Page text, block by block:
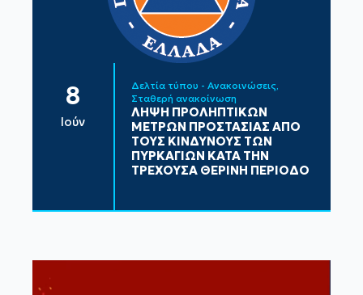
8
Ιούν
Δελτία τύπου - Ανακοινώσεις
Σταθερή ανακοίνωση
ΛΗΨΗ ΠΡΟΛΗΠΤΙΚΩΝ
ΜΕΤΡΩΝ ΠΡΟΣΤΑΣΙΑΣ ΑΠΟ
ΤΟΥΣ ΚΙΝΔΥΝΟΥΣ ΤΩΝ
ΠΥΡΚΑΓΙΩΝ ΚΑΤΑ ΤΗΝ
ΤΡΕΧΟΥΣΑ ΘΕΡΙΝΗ ΠΕΡΙΟΔΟ